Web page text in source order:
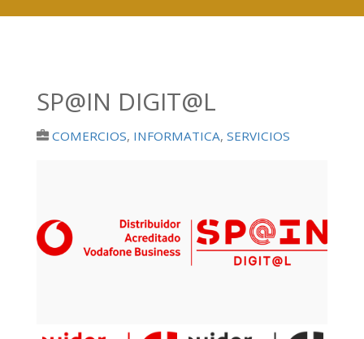
SP@IN DIGIT@L
COMERCIOS, INFORMATICA, SERVICIOS